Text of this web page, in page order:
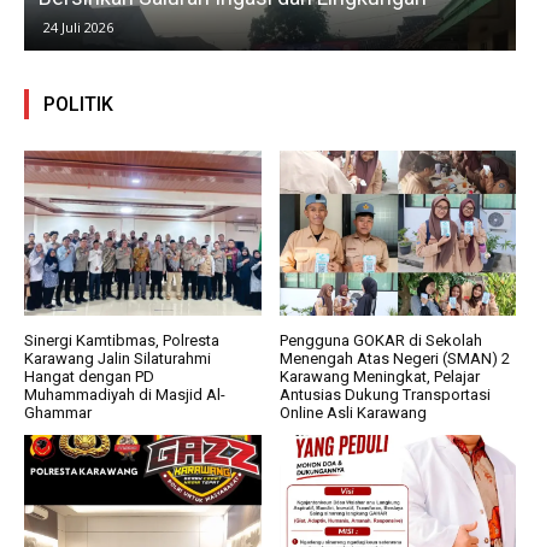
23 Juli 2026
POLITIK
Sinergi Kamtibmas, Polresta
Karawang Jalin Silaturahmi
Hangat dengan PD
Muhammadiyah di Masjid Al-
Ghammar
Pengguna GOKAR di Sekolah
Menengah Atas Negeri (SMAN) 2
Karawang Meningkat, Pelajar
Antusias Dukung Transportasi
Online Asli Karawang